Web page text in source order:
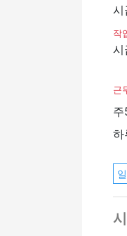
시
작
시
근
하